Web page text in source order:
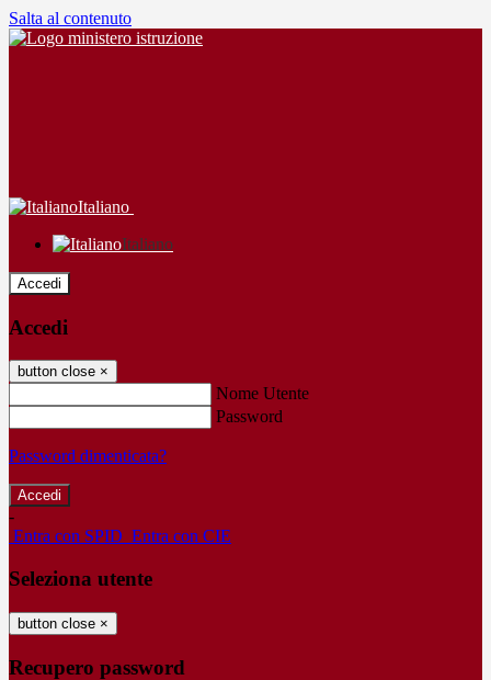
Salta al contenuto
Italiano
Italiano
Accedi
Accedi
button close ×
Nome Utente
Password
Password dimenticata?
-
Entra con SPID Entra con CIE
Seleziona utente
button close ×
Recupero password